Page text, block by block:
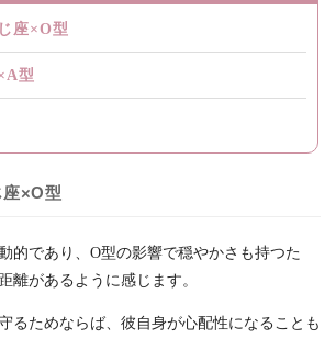
座×O型
型
×O型
的であり、O型の影響で穏やかさも持つた
離があるように感じます。
るためならば、彼自身が心配性になることも